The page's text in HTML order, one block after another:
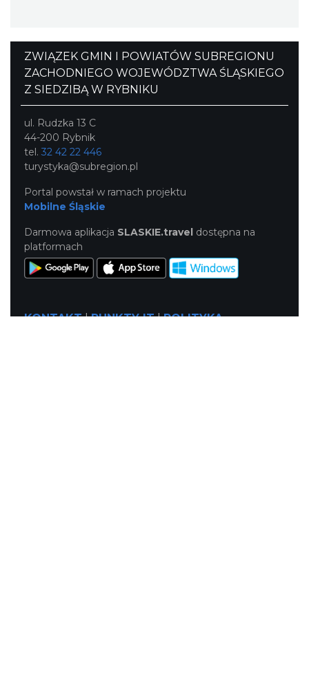
ZWIĄZEK GMIN I POWIATÓW SUBREGIONU
ZACHODNIEGO WOJEWÓDZTWA ŚLĄSKIEGO
Z SIEDZIBĄ W RYBNIKU
ul. Rudzka 13 C
44-200 Rybnik
tel. 32 42 22 446
turystyka@subregion.pl
Portal powstał w ramach projektu
Mobilne Śląskie
Darmowa aplikacja SLASKIE.travel dostępna na
platformach
KONTAKT|PUNKTY IT|POLITYKA